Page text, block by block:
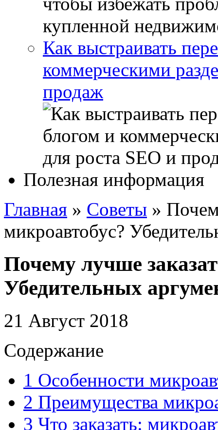
Как выстраивать
коммерческими
продаж
Полезная информация
Главная » Советы »
микроавтобус?
Почему лучше
Убедительных
21 Август 2018
Содержание
1 Особенности
2 Преимущества
3 Что заказать: